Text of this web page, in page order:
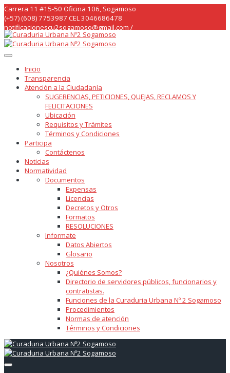
Skip
to
content
Carrera 11 #15-50 Oficina 106, Sogamoso
(+57) (608) 7753987 CEL 3046686478
notificacionescu2sogamoso@gmail.com /
curaduria2sogamoso@gmail.com /
Inicio
Transparencia
Atención a la Ciudadanía
SUGERENCIAS, PETICIONES, QUEJAS, RECLAMOS Y
FELICITACIONES
Ubicación
Requisitos y Trámites
Términos y Condiciones
Participa
Contáctenos
Noticias
Normatividad
Documentos
Expensas
Licencias
Decretos y Otros
Formatos
RESOLUCIONES
Informate
Datos Abiertos
Glosario
Nosotros
¿Quiénes Somos?
Directorio de servidores públicos, funcionarios y
contratistas.
Funciones de la Curaduria Urbana Nº 2 Sogamoso
Procedimientos
Normas de atención
Términos y Condiciones